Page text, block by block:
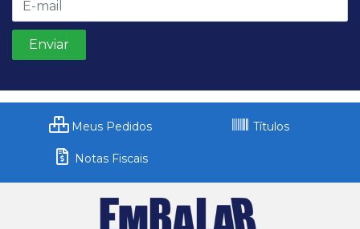
Meus Pedidos Títulos
Notas Fiscais